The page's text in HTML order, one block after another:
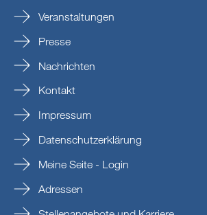
Veranstaltungen
Presse
Nachrichten
Kontakt
Impressum
Datenschutzerklärung
Meine Seite - Login
Adressen